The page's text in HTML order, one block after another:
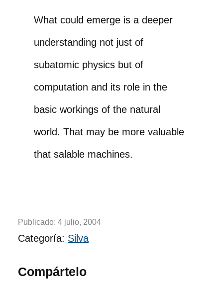
What could emerge is a deeper
understanding not just of
subatomic physics but of
computation and its role in the
basic workings of the natural
world. That may be more valuable
that salable machines.
Publicado: 4 julio, 2004
Categoría: Silva
Compártelo